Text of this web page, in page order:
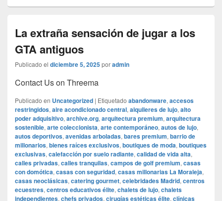
La extraña sensación de jugar a los
GTA antiguos
Publicado el diciembre 5, 2025poradmin
Contact Us on Threema
Publicado en Uncategorized | Etiquetado abandonware, accesos
restringidos, aire acondicionado central, alquileres de lujo, alto
poder adquisitivo, archive.org, arquitectura premium, arquitectura
sostenible, arte coleccionista, arte contemporáneo, autos de lujo,
autos deportivos, avenidas arboladas, bares premium, barrio de
millonarios, bienes raíces exclusivos, boutiques de moda, boutiques
exclusivas, calefacción por suelo radiante, calidad de vida alta,
calles privadas, calles tranquilas, campos de golf premium, casas
con domótica, casas con seguridad, casas millonarias La Moraleja,
casas neoclásicas, catering gourmet, celebridades Madrid, centros
ecuestres, centros educativos élite, chalets de lujo, chalets
independientes, chefs privados, cirugías estéticas élite, clínicas